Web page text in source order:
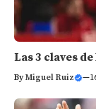
Las 3 claves
ByMiguel Ruiz —